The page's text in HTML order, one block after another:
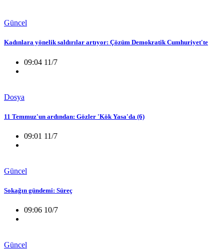
Güncel
Kadınlara yönelik saldırılar artıyor: Çözüm Demokratik Cumhuriyet'te
09:04 11/7
Dosya
11 Temmuz'un ardından: Gözler 'Kök Yasa'da (6)
09:01 11/7
Güncel
Sokağın gündemi: Süreç
09:06 10/7
Güncel